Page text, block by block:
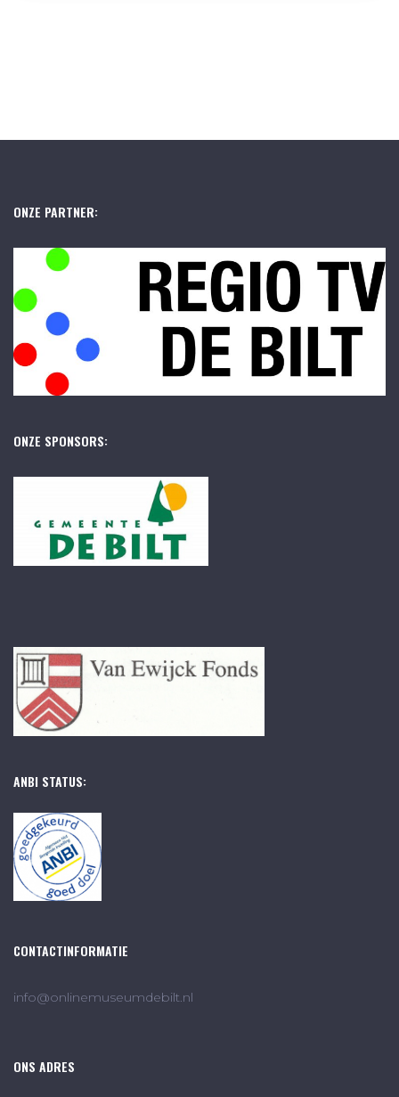
ONZE PARTNER:
ONZE SPONSORS:
ANBI STATUS:
CONTACTINFORMATIE
info@onlinemuseumdebilt.nl
ONS ADRES